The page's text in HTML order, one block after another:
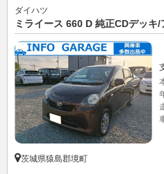
ダイハツ
ミライース 660 D 純正CDデッキ
茨城県猿島郡境町